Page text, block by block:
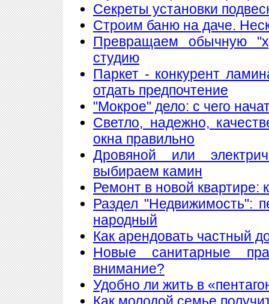
Секреты установки
Строим баню на даче.
Превращаем обычную
студию
Паркет - конкурент
отдать предпочтение
"Мокрое" дело: с чего
Светло, надежно,
окна правильно
Дровяной или
выбираем камин
Ремонт в новой квартире:
Раздел "Недвижимость":
народный
Как арендовать частный
Новые санитарные
внимание?
Удобно ли жить в
Как молодой семье